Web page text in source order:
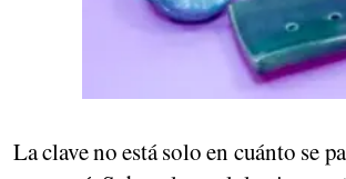
La clave no está solo en cuánto se